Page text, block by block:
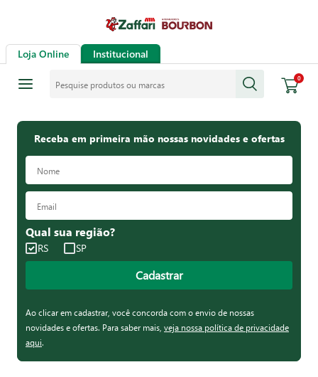
Loja Online Institucional
0
Receba em primeira mão nossas novidades e ofertas
Qual sua região?
RS SP
Cadastrar
Ao clicar em cadastrar, você concorda com o envio de nossas
novidades e ofertas. Para saber mais, veja nossa política de privacidade
aqui.